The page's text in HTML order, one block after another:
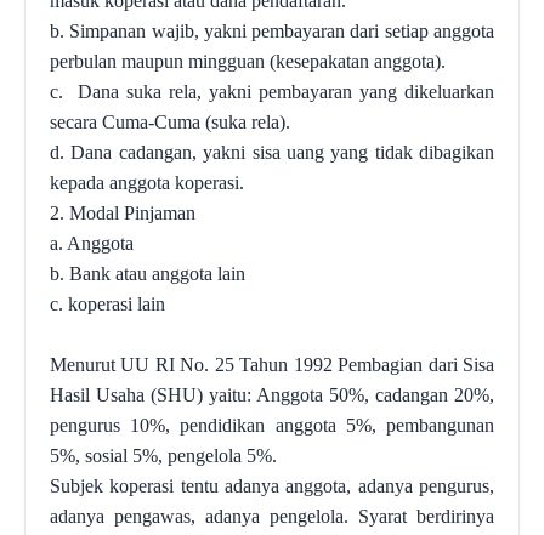
b. Simpanan wajib, yakni pembayaran dari setiap anggota
perbulan maupun mingguan (kesepakatan anggota).
c. Dana suka rela, yakni pembayaran yang dikeluarkan
secara Cuma-Cuma (suka rela).
d. Dana cadangan, yakni sisa uang yang tidak dibagikan
kepada anggota koperasi.
2. Modal Pinjaman
a. Anggota
b. Bank atau anggota lain
c. koperasi lain
Menurut UU RI No. 25 Tahun 1992 Pembagian dari Sisa
Hasil Usaha (SHU)yaitu: Anggota 50%, cadangan 20%,
pengurus 10%, pendidikan anggota 5%, pembangunan
5%, sosial 5%, pengelola 5%.
Subjekkoperasi tentuadanyaanggota, adanya pengurus,
adanya pengawas, adanya pengelola. Syarat berdirinya